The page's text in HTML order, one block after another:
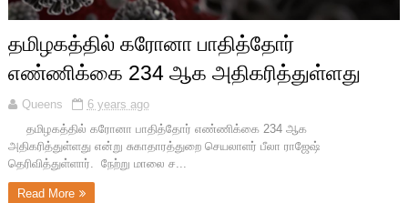
தமிழகத்தில் கரோனா பாதித்தோர்
எண்ணிக்கை 234 ஆக அதிகரித்துள்ளது
Queens
6 years ago
தமிழகத்தில் கரோனா பாதித்தோர் எண்ணிக்கை 234 ஆக
அதிகரித்துள்ளது என்று சுகாதாரத்துறை செயலாளர் பீலா ராஜேஷ்
தெரிவித்துள்ளார். நேற்று மாலை ச...
Read More